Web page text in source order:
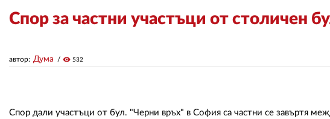
Спор за частни участъци от столичен
автор: Дума visibility 532
Спор дали участъци от бул. "Черни връх" в София са частни се завъртя